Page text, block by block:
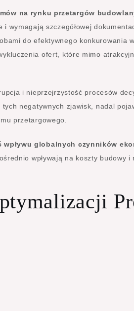
na rynku przetargów
i wymagają szczegółowej
do efektywnego konkurowania
ofert, które mimo
i nieprzejrzystość procesów
negatywnych zjawisk, nadal
przetargowego.
wpływu globalnych czynników
wpływają na koszty budowy